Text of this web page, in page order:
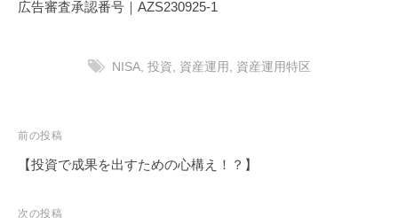
広告審査承認番号｜AZS230925-1
NISA, 投資, 資産運用 , 資産運用特区
投
稿
ビ
前の投稿
【投資で成果を出すための心構え！？】
次の投稿